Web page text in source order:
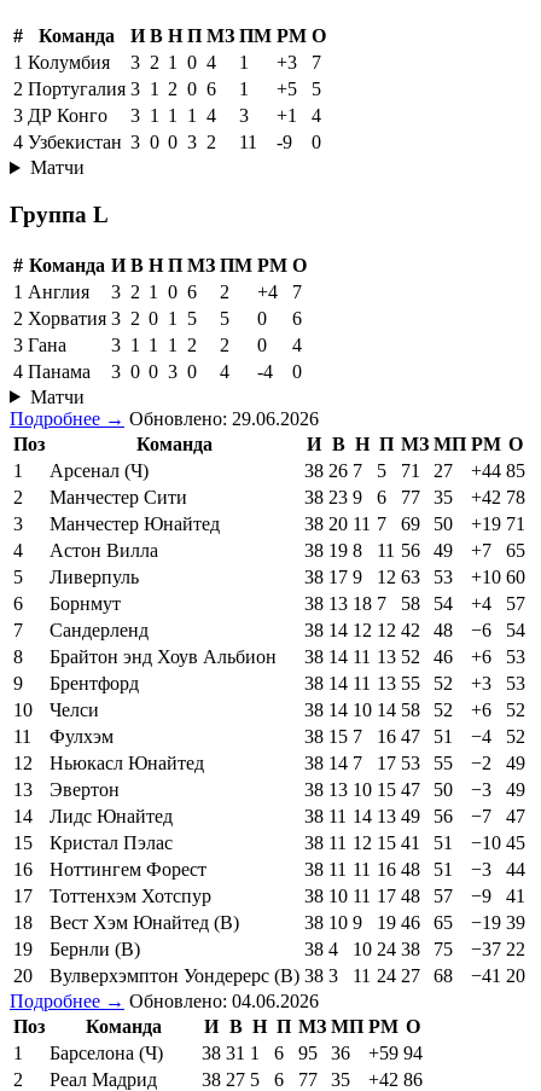
# Команда И В Н П МЗ ПМ РМ О
1 Колумбия 3 2 1 0 4 1 +3
7
2 Португалия 3 1 2 0 6 1 +5
5
3 ДР Конго 3 1 1 1 4 3 +1
4
4 Узбекистан 3 0 0 3 2 11 -9
0
Матчи
Группа L
# Команда И В Н П МЗ ПМ РМ О
1 Англия 3 2 1 0 6 2 +4
7
2 Хорватия 3 2 0 1 5 5 0
6
3 Гана 3 1 1 1 2 2 0
4
4 Панама 3 0 0 3 0 4 -4
0
Матчи
Подробнее → Обновлено: 29.06.2026
Поз
Команда И В Н П МЗ МП РМ О
1
Арсенал (Ч) 38 26 7 5 71 27 +44 85
2
Манчестер Сити 38 23 9 6 77 35 +42 78
3
Манчестер Юнайтед 38 20 11 7 69 50 +19 71
4
Астон Вилла 38 19 8 11 56 49 +7
65
5
Ливерпуль 38 17 9 12 63 53 +10 60
6
Борнмут 38 13 18 7 58 54 +4
57
7
Сандерленд 38 14 12 12 42 48 −6
54
8
Брайтон энд Хоув Альбион 38 14 11 13 52 46 +6
53
9
Брентфорд 38 14 11 13 55 52 +3
53
10
Челси 38 14 10 14 58 52 +6
52
11
Фулхэм 38 15 7 16 47 51 −4
52
12
Ньюкасл Юнайтед 38 14 7 17 53 55 −2
49
13
Эвертон 38 13 10 15 47 50 −3
49
14
Лидс Юнайтед 38 11 14 13 49 56 −7
47
15
Кристал Пэлас 38 11 12 15 41 51 −10 45
16
Ноттингем Форест 38 11 11 16 48 51 −3
44
17
Тоттенхэм Хотспур 38 10 11 17 48 57 −9
41
18
Вест Хэм Юнайтед (В) 38 10 9 19 46 65 −19 39
19
Бернли (В) 38 4 10 24 38 75 −37 22
20
Вулверхэмптон Уондерерс (В) 38 3 11 24 27 68 −41 20
Подробнее → Обновлено: 04.06.2026
Поз
Команда И В Н П МЗ МП РМ О
1
Барселона (Ч) 38 31 1 6 95 36 +59 94
2
Реал Мадрид 38 27 5 6 77 35 +42 86